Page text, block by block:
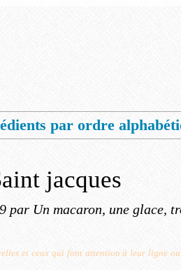
par ordre
jacques
par Un macaron, une glace,
et ceux qui font attention à leur ligne